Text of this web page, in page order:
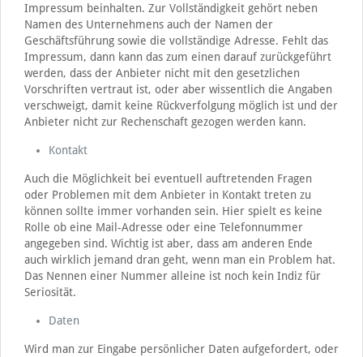
Impressum beinhalten. Zur Vollständigkeit gehört neben
Namen des Unternehmens auch der Namen der
Geschäftsführung sowie die vollständige Adresse. Fehlt das
Impressum, dann kann das zum einen darauf zurückgeführt
werden, dass der Anbieter nicht mit den gesetzlichen
Vorschriften vertraut ist, oder aber wissentlich die Angaben
verschweigt, damit keine Rückverfolgung möglich ist und der
Anbieter nicht zur Rechenschaft gezogen werden kann.
Kontakt
Auch die Möglichkeit bei eventuell auftretenden Fragen
oder Problemen mit dem Anbieter in Kontakt treten zu
können sollte immer vorhanden sein. Hier spielt es keine
Rolle ob eine Mail-Adresse oder eine Telefonnummer
angegeben sind. Wichtig ist aber, dass am anderen Ende
auch wirklich jemand dran geht, wenn man ein Problem hat.
Das Nennen einer Nummer alleine ist noch kein Indiz für
Seriosität.
Daten
Wird man zur Eingabe persönlicher Daten aufgefordert, oder